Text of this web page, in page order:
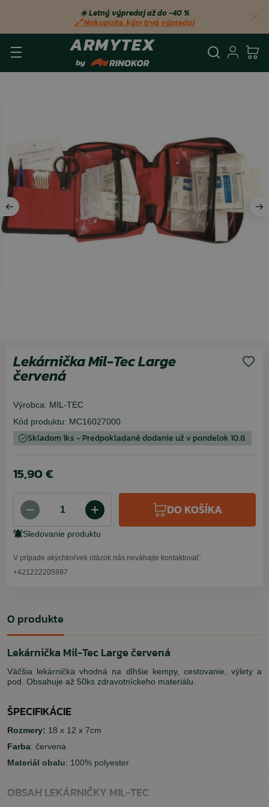
☀️ Letný výpredaj až do −40 %
🔗 Nakupujte, kým trvá výpredaj
Lekárnička Mil-Tec Large
červená
Výrobca: MIL-TEC
Kód produktu: MC16027000
Skladom 1ks - Predpokladané dodanie už v pondelok 10.8.
15,90 €
DO KOŠÍKA
Sledovanie produktu
V prípade akýchkoľvek otázok nás neváhajte kontaktovať:
+421222205997
O produkte
Lekárnička Mil-Tec Large červená
Väčšia lekárnička vhodná na dlhšie kempy, cestovanie, výlety a
pod. Obsahuje až 50ks zdravotníckeho materiálu.
ŠPECIFIKÁCIE
Rozmery: 18 x 12 x 7cm
Farba: červená
Materiál obalu: 100% polyester
OBSAH LEKÁRNIČKY MIL-TEC